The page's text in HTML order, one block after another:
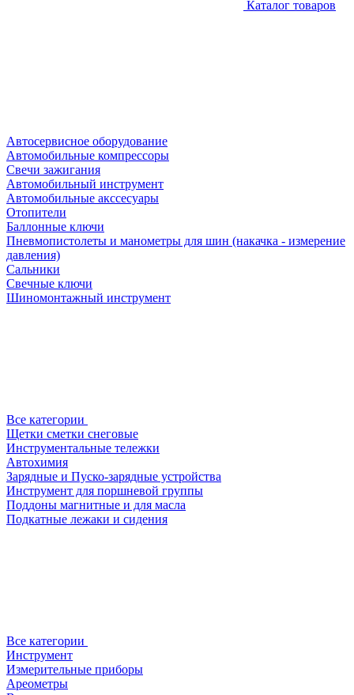
Каталог товаров
Автосервисное оборудование
Автомобильные компрессоры
Свечи зажигания
Автомобильный инструмент
Автомобильные акссесуары
Отопители
Баллонные ключи
Пневмопистолеты и манометры для шин (накачка - измерение
давления)
Сальники
Свечные ключи
Шиномонтажный инструмент
Все категории
Щетки сметки снеговые
Инструментальные тележки
Автохимия
Зарядные и Пуско-зарядные устройства
Инструмент для поршневой группы
Поддоны магнитные и для масла
Подкатные лежаки и сидения
Все категории
Инструмент
Измерительные приборы
Ареометры